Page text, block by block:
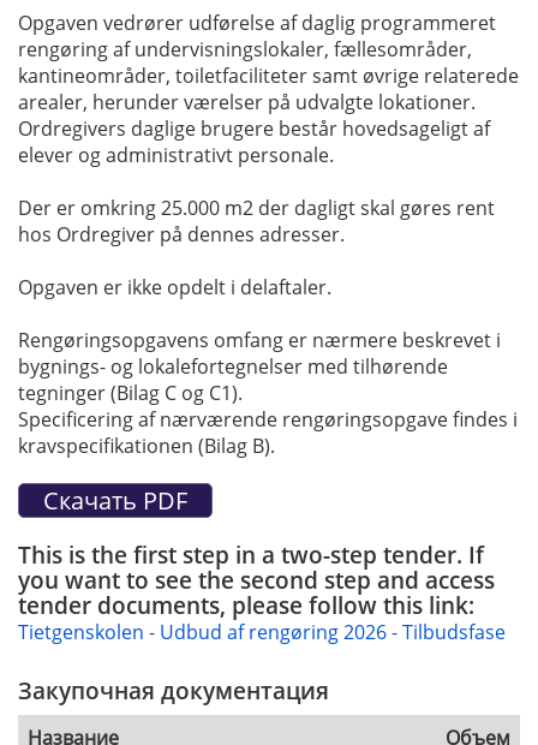
Opgaven vedrører udførelse af daglig programmeret
rengøring af undervisningslokaler, fællesområder,
kantineområder, toiletfaciliteter samt øvrige relaterede
arealer, herunder værelser på udvalgte lokationer.
Ordregivers daglige brugere består hovedsageligt af
elever og administrativt personale.
Der er omkring 25.000 m2 der dagligt skal gøres rent
hos Ordregiver på dennes adresser.
Opgaven er ikke opdelt i delaftaler.
Rengøringsopgavens omfang er nærmere beskrevet i
bygnings- og lokalefortegnelser med tilhørende
tegninger (Bilag C og C1).
Specificering af nærværende rengøringsopgave findes i
kravspecifikationen (Bilag B).
This is the first step in a two-step tender. If
you want to see the second step and access
tender documents, please follow this link:
Tietgenskolen - Udbud af rengøring 2026 - Tilbudsfase
Закупочная документация
Название
Объем